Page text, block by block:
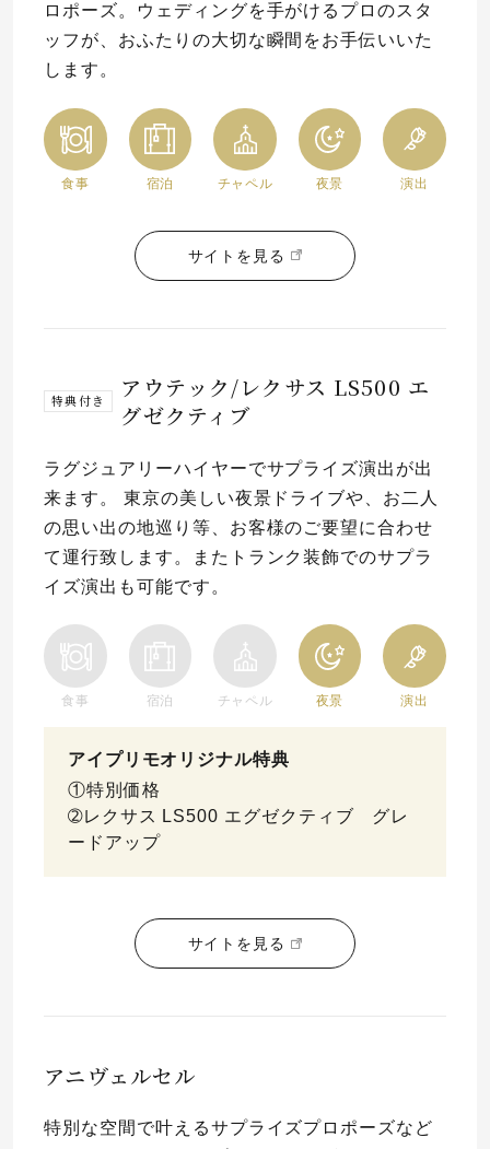
ロポーズ。ウェディングを手がけるプロのスタ
ッフが、おふたりの大切な瞬間をお手伝いいた
します。
食事 宿泊 チャペル 夜景 演出
サイトを見る
特典付き
アウテック/レクサス LS500 エ
グゼクティブ
ラグジュアリーハイヤーでサプライズ演出が出
来ます。 東京の美しい夜景ドライブや、お二人
の思い出の地巡り等、お客様のご要望に合わせ
て運行致します。またトランク装飾でのサプラ
イズ演出も可能です。
食事 宿泊 チャペル 夜景 演出
アイプリモオリジナル特典
①特別価格
➁レクサス LS500 エグゼクティブ グレ
ードアップ
サイトを見る
アニヴェルセル
特別な空間で叶えるサプライズプロポーズなど